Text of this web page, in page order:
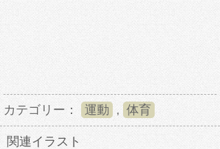
カテゴリー： 運動 , 体育
関連イラスト